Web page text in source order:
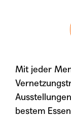
Mit jeder
bestem